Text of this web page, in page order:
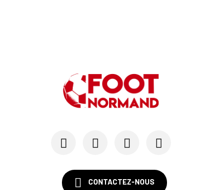
CONTACTEZ-NOUS